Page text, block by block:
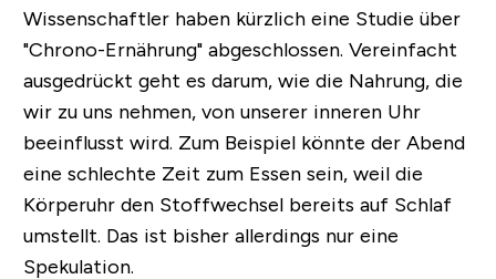
Wissenschaftler haben kürzlich eine Studie über
"Chrono-Ernährung" abgeschlossen. Vereinfacht
ausgedrückt geht es darum, wie die Nahrung, die
wir zu uns nehmen, von unserer inneren Uhr
beeinflusst wird. Zum Beispiel könnte der Abend
eine schlechte Zeit zum Essen sein, weil die
Körperuhr den Stoffwechsel bereits auf Schlaf
umstellt. Das ist bisher allerdings nur eine
Spekulation.